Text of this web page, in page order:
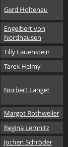
Gerd Holtenau
Engelbert von
Nordhausen
Tilly Lauenstein
Tarek Helmy
Norbert Langer
Margot Rothweiler
Regina Lemnitz
Jochen Schröder